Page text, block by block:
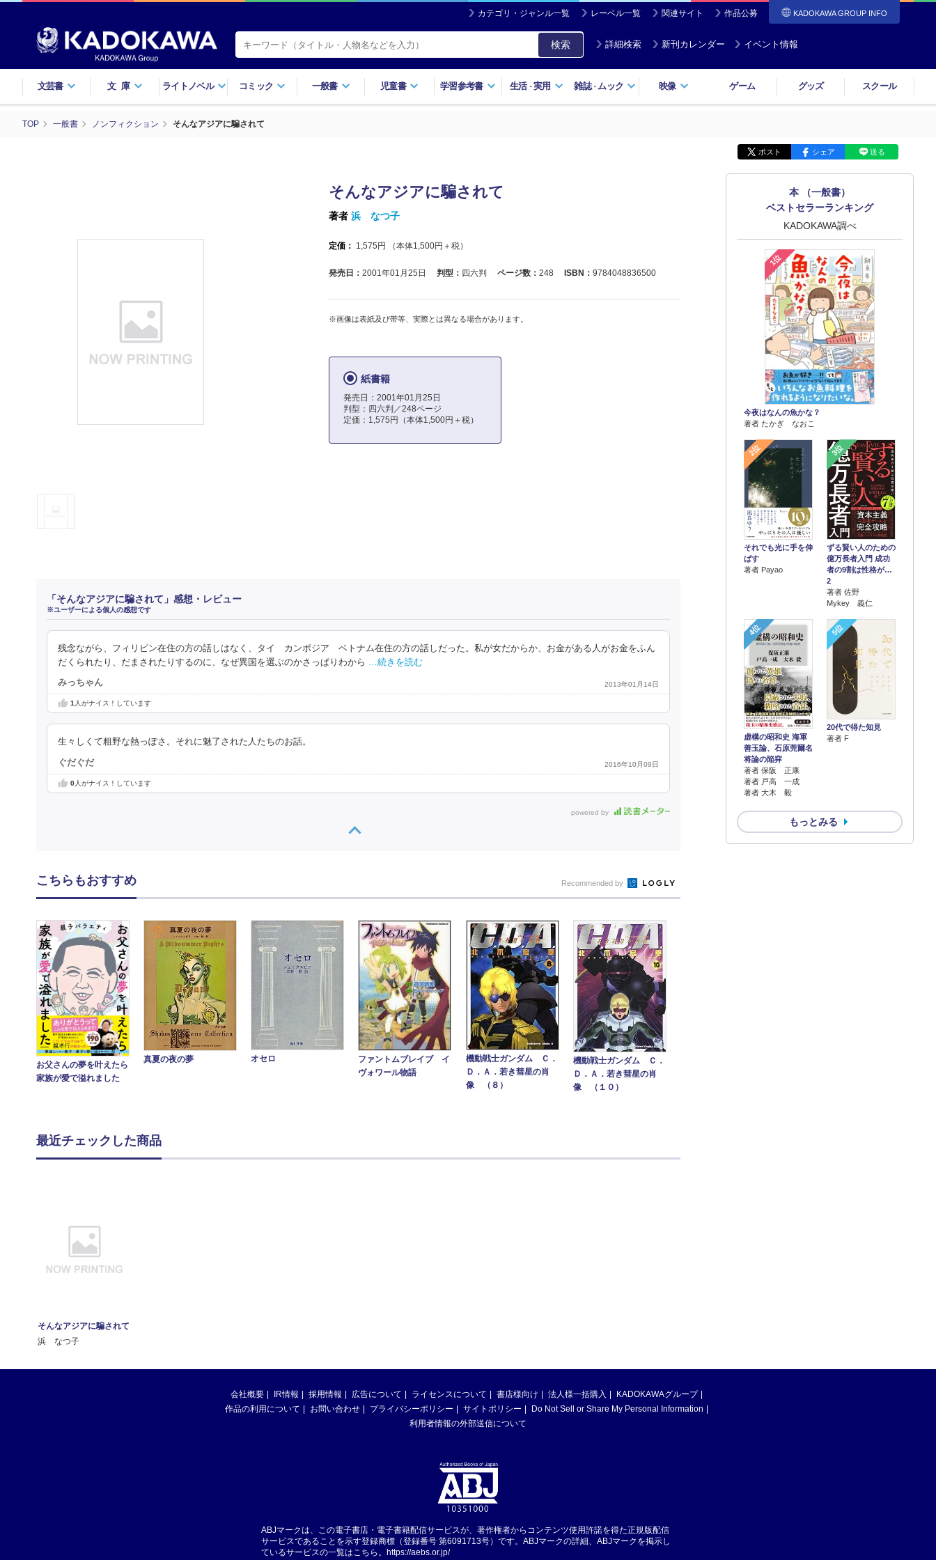
カテゴリ・ジャンル一覧 レーベル一覧 関連サイト 作品公募 KADOKAWA GROUP INFO
検索 詳細検索 新刊カレンダー イベント情報
文芸書 文庫 ライトノベル コミック 一般書 児童書 学習参考書 生活・実用 雑誌・ ムック 映像 ゲーム グッズ スクール
TOP 一般書 ノンフィクション そんなアジアに騙されて
ポスト シェア 送る
そんなアジアに騙されて
著者 浜 なつ子
定価： 1,575 円 （本体1,500円＋税）
発売日： 2001年01月25日 判型： 四六判 ページ数： 248 ISBN： 9784048836500
※画像は表紙及び帯等、実際とは異なる場合があります。
紙書籍
発売日：2001年01月25日
判型：四六判／248ページ
定価：1,575円（本体1,500円＋税）
「そんなアジアに騙されて」感想・レビュー
※ユーザーによる個人の感想です
残念ながら、フィリピン在住の方の話しはなく、タイ カンボジア ベトナム在住の方の話しだった。私が女だからか、お金がある人がお金をふん
だくられたり、だまされたりするのに、なぜ異国を選ぶのかさっぱりわから
…続きを読む
みっちゃん 2013年01月14日
1人がナイス！しています
生々しくて粗野な熱っぽさ。それに魅了された人たちのお話。
ぐだぐだ 2016年10月09日
0人がナイス！しています
powered by
本 （一般書）
ベストセラーランキング
KADOKAWA調べ
1位
今夜はなんの魚かな？
著者 たかぎ なおこ
2位
それでも光に手を伸
ばす
著者 Payao
3位
ずる賢い人のための
億万長者入門 成功
者の9割は性格が…
2
著者 佐野
Mykey 義仁
4位
虚構の昭和史 海軍
善玉論、石原莞爾名
将論の陥穽
著者 保阪 正康
著者 戸高 一成
著者 大木 毅
5位
20代で得た知見
著者 F
もっとみる
こちらもおすすめ Recommended by
お父さんの夢を叶えたら
家族が愛で溢れました
真夏の夜の夢 オセロ
ファントムブレイブ イ
ヴォワール物語
機動戦士ガンダム Ｃ．
Ｄ．Ａ．若き彗星の肖
像 （８）
機動戦士ガンダム Ｃ．
Ｄ．Ａ．若き彗星の肖
像 （１０）
最近チェックした商品
そんなアジアに騙されて
浜 なつ子
会社概要 IR情報 採用情報 広告について ライセンスについて 書店様向け 法人様一括購入
KADOKAWAグループ
作品の利用について
お問い合わせ プライバシーポリシー サイトポリシー
Do Not Sell or Share My Personal Information
利用者情報の外部送信について
ABJマークは、この電子書店・電子書籍配信サービスが、著作権者からコンテンツ使用許諾を得た正規版配信
サービスであることを示す登録商標（登録番号 第6091713号）です。ABJマークの詳細、ABJマークを掲示し
ているサービスの一覧はこちら。 https://aebs.or.jp/